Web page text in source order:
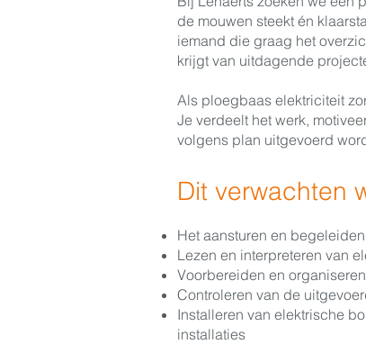
de mouwen steekt én
iemand die graag het
krijgt van uitdagende
Als ploegbaas elektriciteit
Je verdeelt het werk,
volgens plan uitgevoerd
Dit verwachten
Het aansturen en
Lezen en interpreteren van
Voorbereiden en
Controleren van de
Installeren van elektrische
installaties